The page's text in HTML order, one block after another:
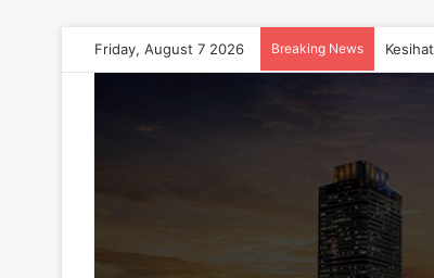
Friday, August 7 2026 Breaking News